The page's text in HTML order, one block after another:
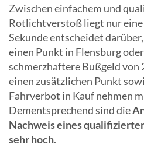
Zwischen einfachem und
Rotlichtverstoß liegt nur eine
Sekunde entscheidet
einen Punkt in Flensburg
schmerzhaftere Bußgeld von
einen zusätzlichen Punkt
Fahrverbot in Kauf nehmen
Dementsprechend sind die
Nachweis eines
sehr hoch.